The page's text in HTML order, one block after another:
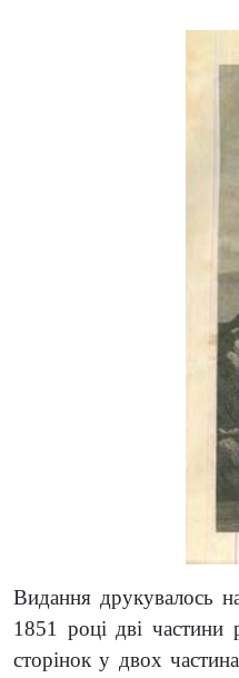
Видання друкувалось
1851 році дві
сторінок у двох